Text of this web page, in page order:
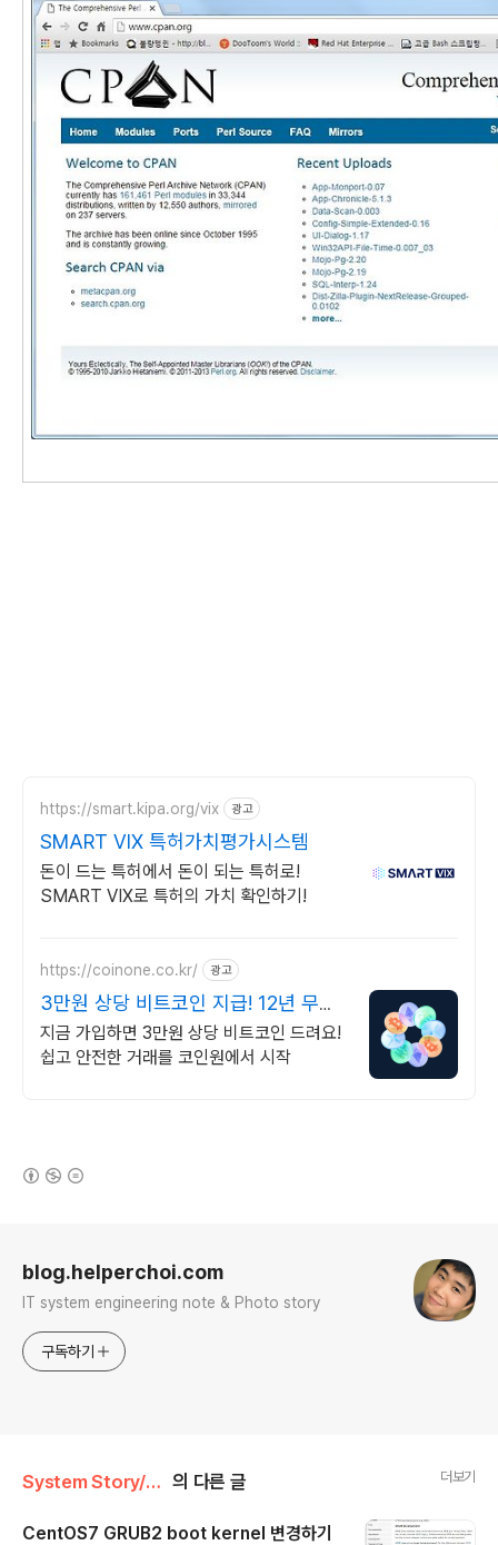
https://smart.kipa.org/vix 광고
SMART VIX 특허가치평가시스템
돈이 드는 특허에서 돈이 되는 특허로!
SMART VIX로 특허의 가치 확인하기!
https://coinone.co.kr/ 광고
3만원 상당 비트코인 지급! 12년 무사
고 거래소
지금 가입하면 3만원 상당 비트코인 드려요!
쉽고 안전한 거래를 코인원에서 시작
blog.helperchoi.com
IT system engineering note & Photo story
구독하기
System Story/CentOS 7 의 다른 글 더보기
CentOS7 GRUB2 boot kernel 변경하기